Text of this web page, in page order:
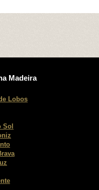
Madeira
Lobos
Sol